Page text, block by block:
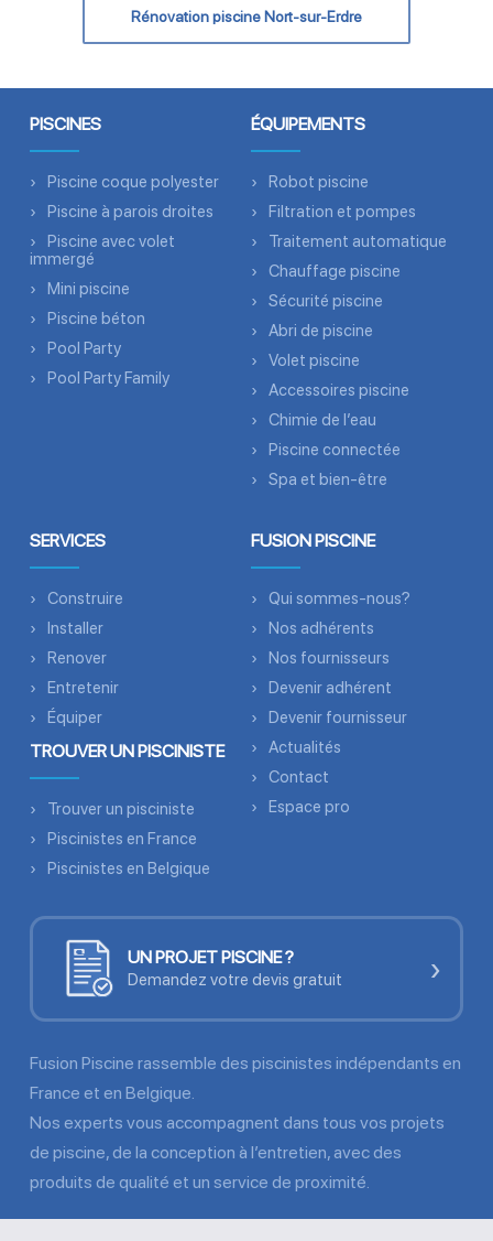
Rénovation piscine Nort-sur-Erdre
PISCINES
Piscine coque polyester
Piscine à parois droites
Piscine avec volet
immergé
Mini piscine
Piscine béton
Pool Party
Pool Party Family
ÉQUIPEMENTS
Robot piscine
Filtration et pompes
Traitement automatique
Chauffage piscine
Sécurité piscine
Abri de piscine
Volet piscine
Accessoires piscine
Chimie de l’eau
Piscine connectée
Spa et bien-être
SERVICES
Construire
Installer
Renover
Entretenir
Équiper
TROUVER UN PISCINISTE
Trouver un pisciniste
Piscinistes en France
Piscinistes en Belgique
FUSION PISCINE
Qui sommes-nous?
Nos adhérents
Nos fournisseurs
Devenir adhérent
Devenir fournisseur
Actualités
Contact
Espace pro
UN PROJET PISCINE ?
Demandez votre devis gratuit ›
Fusion Piscine rassemble des piscinistes indépendants en
France et en Belgique.
Nos experts vous accompagnent dans tous vos projets
de piscine, de la conception à l’entretien, avec des
produits de qualité et un service de proximité.